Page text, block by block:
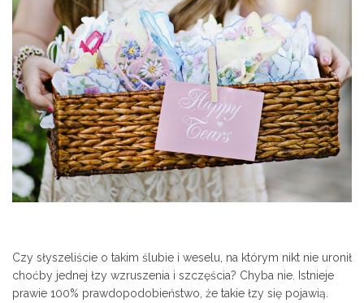
Czy słyszeliście o takim ślubie i weselu, na którym nikt nie uronił
choćby jednej łzy wzruszenia i szczęścia? Chyba nie. Istnieje
prawie 100% prawdopodobieństwo, że takie łzy się pojawią.